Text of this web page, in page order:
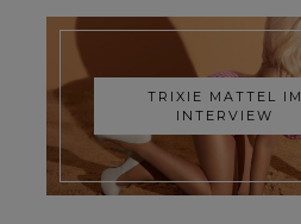
TRIXIE MATTEL IM
INTERVIEW